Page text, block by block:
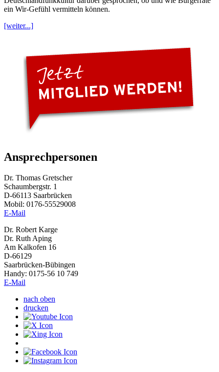
ein Wir-Gefühl vermitteln können.
[weiter...]
Ansprechpersonen
Dr. Thomas Gretscher
Schaumbergstr. 1
D-66113 Saarbrücken
Mobil: 0176-55529008
E-Mail
Dr. Robert Karge
Dr. Ruth Aping
Am Kalkofen 16
D-66129
Saarbrücken-Bübingen
Handy: 0175-56 10 749
E-Mail
nach oben
drucken